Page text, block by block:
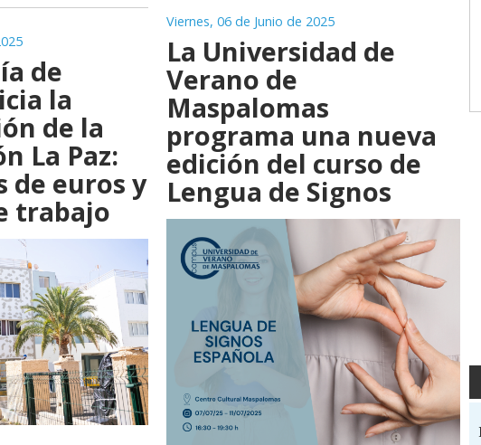
de
la
de la
La Paz:
de euros y
trabajo
Viernes, 06 de Junio de 2025
La Universidad de
Verano de
Maspalomas
programa una nueva
edición del curso de
Lengua de Signos